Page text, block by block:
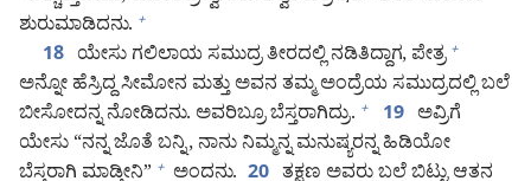
ಶುರುಮಾಡಿದನು. +
18 ಯೇಸು ಗಲಿಲಾಯ ಸಮುದ್ರ ತೀರದಲ್ಲಿ ನಡಿತಿದ್ದಾಗ, ಪೇತ್ರ +
ಅನ್ನೋ ಹೆಸ್ರಿದ್ದ ಸೀಮೋನ ಮತ್ತು ಅವನ ತಮ್ಮ ಅಂದ್ರೆಯ ಸಮುದ್ರದಲ್ಲಿ ಬಲೆ
ಬೀಸೋದನ್ನ ನೋಡಿದನು. ಅವರಿಬ್ರೂ ಬೆಸ್ತರಾಗಿದ್ರು. + 19 ಅವ್ರಿಗೆ
ಯೇಸು “ನನ್ನ ಜೊತೆ ಬನ್ನಿ, ನಾನು ನಿಮ್ಮನ್ನ ಮನುಷ್ಯರನ್ನ ಹಿಡಿಯೋ
+ 20